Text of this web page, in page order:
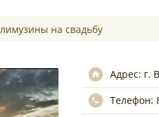
лимузины на свадьбу
Адрес: г.
Телефон: